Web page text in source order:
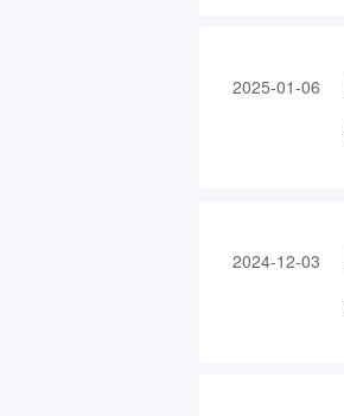
2025-01-06
2024-12-03